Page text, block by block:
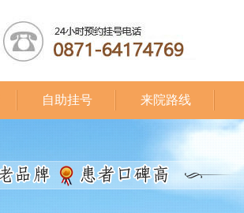
自助挂号 来院路线